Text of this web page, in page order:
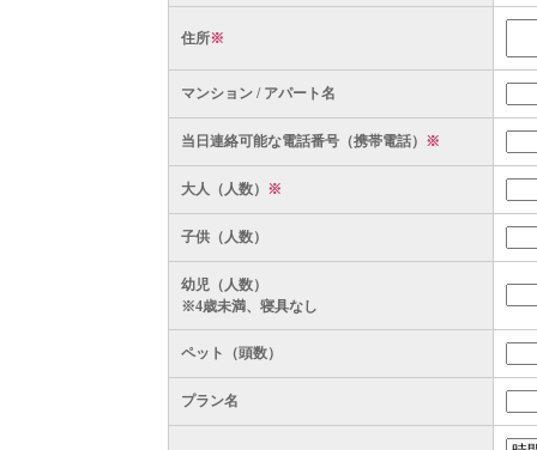
住所※
マンション / アパート名
当日連絡可能な電話番号（携帯電話） ※
大人（人数） ※
子供（人数）
幼児（人数）
※4歳未満、寝具なし
ペット（頭数）
プラン名